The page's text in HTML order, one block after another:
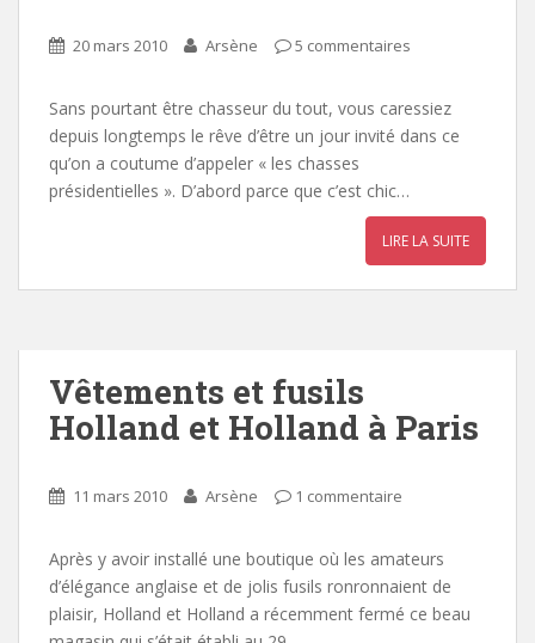
20 mars 2010 Arsène 5 commentaires
Sans pourtant être chasseur du tout, vous caressiez
depuis longtemps le rêve d’être un jour invité dans ce
qu’on a coutume d’appeler « les chasses
présidentielles ». D’abord parce que c’est chic…
LIRE LA SUITE
Vêtements et fusils
Holland et Holland à Paris
11 mars 2010 Arsène 1 commentaire
Après y avoir installé une boutique où les amateurs
d’élégance anglaise et de jolis fusils ronronnaient de
plaisir, Holland et Holland a récemment fermé ce beau